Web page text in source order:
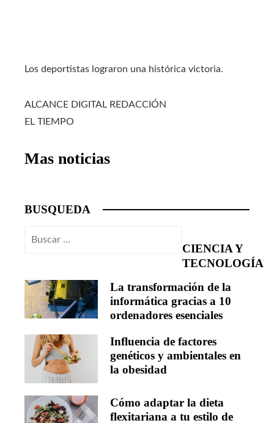
Los deportistas lograron una histórica victoria.
ALCANCE DIGITAL REDACCIÓN
EL TIEMPO
Mas noticias
BUSQUEDA
Buscar:
CIENCIA Y
TECNOLOGÍA
La transformación de la
informática gracias a 10
ordenadores esenciales
Influencia de factores
genéticos y ambientales en
la obesidad
Cómo adaptar la dieta
flexitariana a tu estilo de